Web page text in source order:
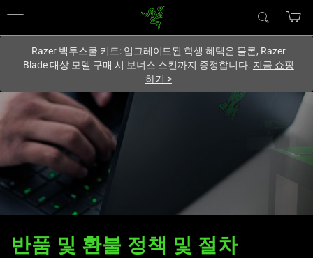
사이트에 있습니다.
Razer 백투스쿨 키트: 업그레이드된 학생 혜택은 물론, Razer
Blade 대상 모델 구매 시 보너스 스킨까지 증정합니다. 지금 쇼핑
하기 >
반품 및 환불 정책 및 절차